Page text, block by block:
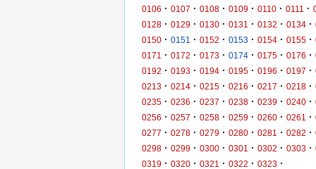
0106 · 0107 · 0108 · 0109 · 0110 · 0111 ·
0128 · 0129 · 0130 · 0131 · 0132 · 0134 ·
0150 · 0151 · 0152 · 0153 · 0154 · 0155 ·
0171
· 0172 · 0173 · 0174 · 0175 · 0176 ·
0192 · 0193 · 0194 · 0195 · 0196 · 0197 ·
0213 · 0214 · 0215 · 0216 · 0217 · 0218 ·
0235 · 0236 · 0237 · 0238 · 0239 · 0240 ·
0256 · 0257 · 0258 · 0259 · 0260 · 0261 ·
0277 · 0278 · 0279 · 0280 · 0281 · 0282 ·
0298 · 0299 · 0300 · 0301 · 0302 · 0303 ·
0319 · 0320 · 0321 · 0322 · 0323 ·